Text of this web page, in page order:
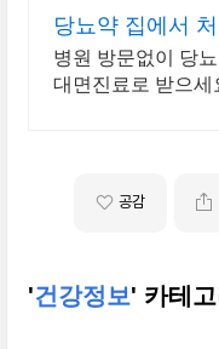
당뇨약 집에서
운로드 800만 돌
병원 방문없이 당
대면진료로 받으세
공감
'건강정보' 카테